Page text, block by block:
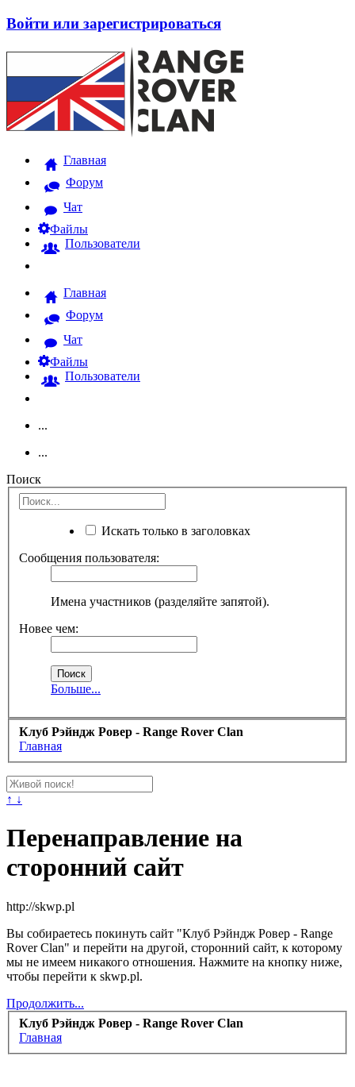
Войти или зарегистрироваться
Главная
Форум
Чат
Файлы
Пользователи
Главная
Форум
Чат
Файлы
Пользователи
...
...
Поиск
Искать только в заголовках
Сообщения пользователя:
Имена участников (разделяйте запятой).
Новее чем:
Больше...
Клуб Рэйндж Ровер - Range Rover Clan
Главная
↑ ↓
Перенаправление на
сторонний сайт
http://skwp.pl
Вы собираетесь покинуть сайт "Клуб Рэйндж Ровер - Range
Rover Clan" и перейти на другой, сторонний сайт, к которому
мы не имеем никакого отношения. Нажмите на кнопку ниже,
чтобы перейти к skwp.pl.
Продолжить...
Клуб Рэйндж Ровер - Range Rover Clan
Главная